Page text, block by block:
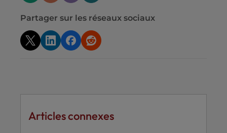
Partager sur les réseaux sociaux
Articles connexes